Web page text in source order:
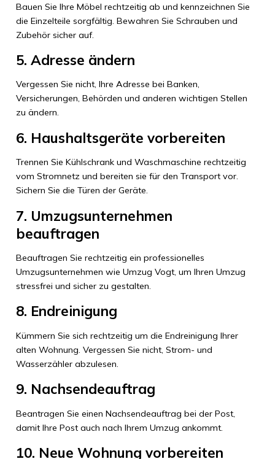
Bauen Sie Ihre Möbel rechtzeitig ab und kennzeichnen Sie
die Einzelteile sorgfältig. Bewahren Sie Schrauben und
Zubehör sicher auf.
5. Adresse ändern
Vergessen Sie nicht, Ihre Adresse bei Banken,
Versicherungen, Behörden und anderen wichtigen Stellen
zu ändern.
6. Haushaltsgeräte vorbereiten
Trennen Sie Kühlschrank und Waschmaschine rechtzeitig
vom Stromnetz und bereiten sie für den Transport vor.
Sichern Sie die Türen der Geräte.
7. Umzugsunternehmen
beauftragen
Beauftragen Sie rechtzeitig ein professionelles
Umzugsunternehmen wie Umzug Vogt, um Ihren Umzug
stressfrei und sicher zu gestalten.
8. Endreinigung
Kümmern Sie sich rechtzeitig um die Endreinigung Ihrer
alten Wohnung. Vergessen Sie nicht, Strom- und
Wasserzähler abzulesen.
9. Nachsendeauftrag
Beantragen Sie einen Nachsendeauftrag bei der Post,
damit Ihre Post auch nach Ihrem Umzug ankommt.
10. Neue Wohnung vorbereiten